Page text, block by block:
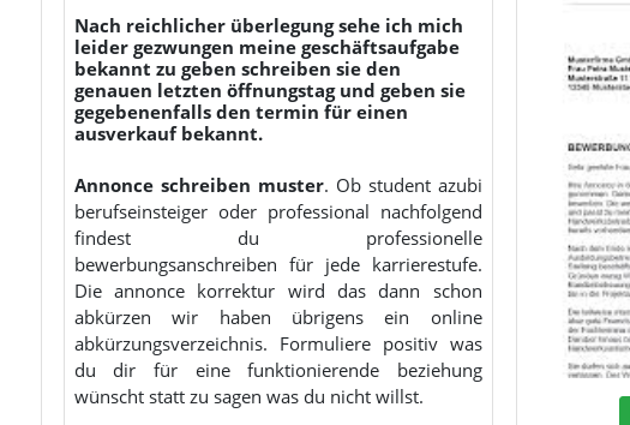
Nach reichlicher überlegung sehe ich mich
leider gezwungen meine geschäftsaufgabe
bekannt zu geben schreiben sie den
genauen letzten öffnungstag und geben sie
gegebenenfalls den termin für einen
ausverkauf bekannt.
Annonce schreiben muster. Ob student azubi
berufseinsteiger oder professional nachfolgend
findest du professionelle
bewerbungsanschreiben für jede karrierestufe.
Die annonce korrektur wird das dann schon
abkürzen wir haben übrigens ein online
abkürzungsverzeichnis. Formuliere positiv was
du dir für eine funktionierende beziehung
wünscht statt zu sagen was du nicht willst.